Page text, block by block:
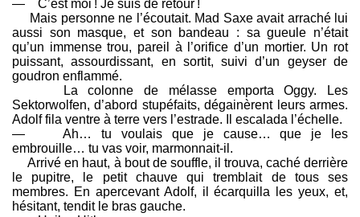
— C’est moi ! Je suis de retour !
Mais personne ne l’écoutait. Mad Saxe avait arraché lui
aussi son masque, et son bandeau : sa gueule n’était
qu’un immense trou, pareil à l’orifice d’un mortier. Un rot
puissant, assourdissant, en sortit, suivi d’un geyser de
goudron enflammé.
La colonne de mélasse emporta Oggy. Les
Sektorwolfen, d’abord stupéfaits, dégainèrent leurs armes.
Adolf fila ventre à terre vers l’estrade. Il escalada l’échelle.
— Ah… tu voulais que je cause… que je les
embrouille… tu vas voir, marmonnait-il.
Arrivé en haut, à bout de souffle, il trouva, caché derrière
le pupitre, le petit chauve qui tremblait de tous ses
membres. En apercevant Adolf, il écarquilla les yeux, et,
hésitant, tendit le bras gauche.